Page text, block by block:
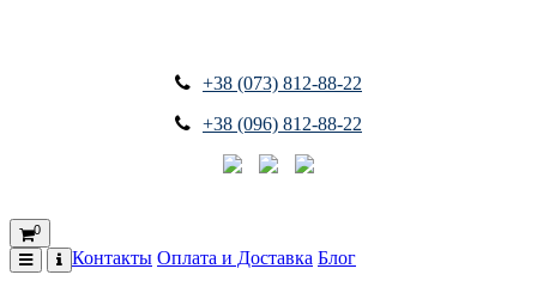
+38 (073) 812-88-22
+38 (096) 812-88-22
0
Контакты Оплата и Доставка Блог